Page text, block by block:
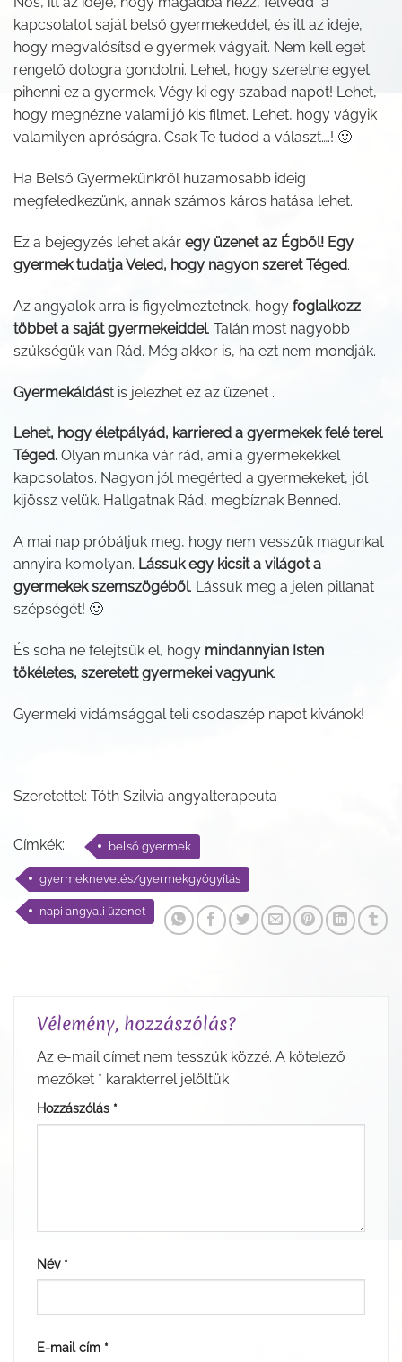
kapcsolatot saját belső gyermekeddel, és itt az ideje,
hogy megvalósítsd e gyermek vágyait. Nem kell eget
rengető dologra gondolni. Lehet, hogy szeretne egyet
pihenni ez a gyermek. Végy ki egy szabad napot! Lehet,
hogy megnézne valami jó kis filmet. Lehet, hogy vágyik
valamilyen apróságra. Csak Te tudod a választ….! 🙂
Ha Belső Gyermekünkről huzamosabb ideig
megfeledkezünk, annak számos káros hatása lehet.
Ez a bejegyzés lehet akár egy üzenet az Égből! Egy
gyermek tudatja Veled, hogy nagyon szeret Téged.
Az angyalok arra is figyelmeztetnek, hogy foglalkozz
többet a saját gyermekeiddel. Talán most nagyobb
szükségük van Rád. Még akkor is, ha ezt nem mondják.
Gyermekáldást is jelezhet ez az üzenet .
Lehet, hogy életpályád, karriered a gyermekek felé terel
Téged. Olyan munka vár rád, ami a gyermekekkel
kapcsolatos. Nagyon jól megérted a gyermekeket, jól
kijössz velük. Hallgatnak Rád, megbíznak Benned.
A mai nap próbáljuk meg, hogy nem vesszük magunkat
annyira komolyan. Lássuk egy kicsit a világot a
gyermekek szemszögéből. Lássuk meg a jelen pillanat
szépségét! 🙂
És soha ne felejtsük el, hogy mindannyian Isten
tökéletes, szeretett gyermekei vagyunk.
Gyermeki vidámsággal teli csodaszép napot kívánok!
Szeretettel: Tóth Szilvia angyalterapeuta
Címkék: belső gyermek
gyermeknevelés/gyermekgyógyítás
napi angyali üzenet
Vélemény, hozzászólás?
Az e-mail címet nem tesszük közzé. A kötelező
mezőket * karakterrel jelöltük
Hozzászólás *
Név *
E-mail cím *